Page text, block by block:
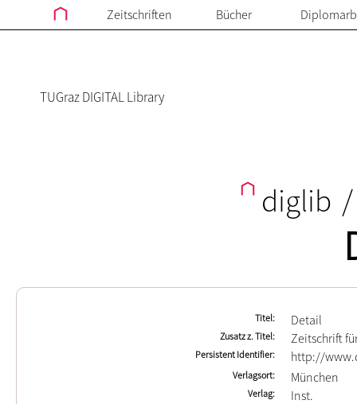
Zeitschriften Bücher
TUGraz DIGITAL Library
diglib /
Titel Detail
Zusatz z. Titel Zeitschrift
Persistent Identifier http://
Verlagsort München
Verlag Inst.